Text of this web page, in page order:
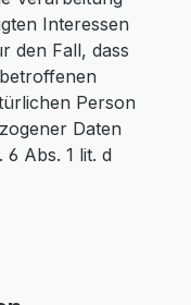
Interessen
den Fall, dass
Person
Daten
Abs. 1 lit. d